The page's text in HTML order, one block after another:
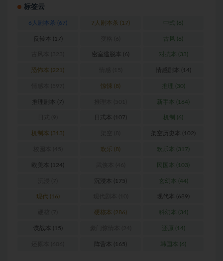
标签云
6人剧本杀 (67) 7人剧本杀 (17) 中式 (6)
反转本 (17) 古风 (6)
密室逃脱本 (6) 对抗本 (33)
恐怖本 (221) 情感剧本 (14)
惊悚 (8) 推理 (30)
推理剧本 (7) 新手本 (164)
日式本 (107) 机制 (6)
机制本 (313) 架空历史本 (102)
欢乐 (8) 欢乐本 (317)
欧美本 (124) 民国本 (103)
沉浸本 (175) 玄幻本 (44)
现代 (16) 现代本 (689)
硬核本 (286) 科幻本 (34)
谍战本 (15) 还原 (14)
阵营本 (165) 韩国本 (6)